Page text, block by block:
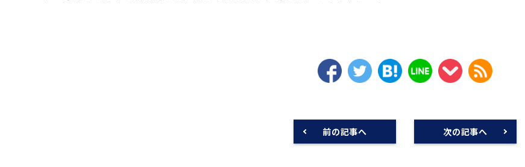
前の記事へ 次の記事へ